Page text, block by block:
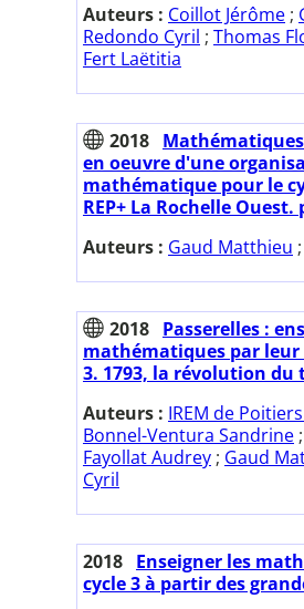
Auteurs : Coillot Jérôme ;
Redondo Cyril ; Thomas
Fert Laëtitia
2018 Mathématiques
en oeuvre d'une
mathématique pour le
REP+ La Rochelle Ouest.
Auteurs : Gaud Matthieu ;
2018 Passerelles :
mathématiques par
3. 1793, la révolution du
Auteurs : IREM de
Bonnel-Ventura Sandrine ;
Fayollat Audrey ; Gaud
Cyril
2018 Enseigner les
cycle 3 à partir des